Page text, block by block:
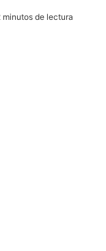
minutos de lectura